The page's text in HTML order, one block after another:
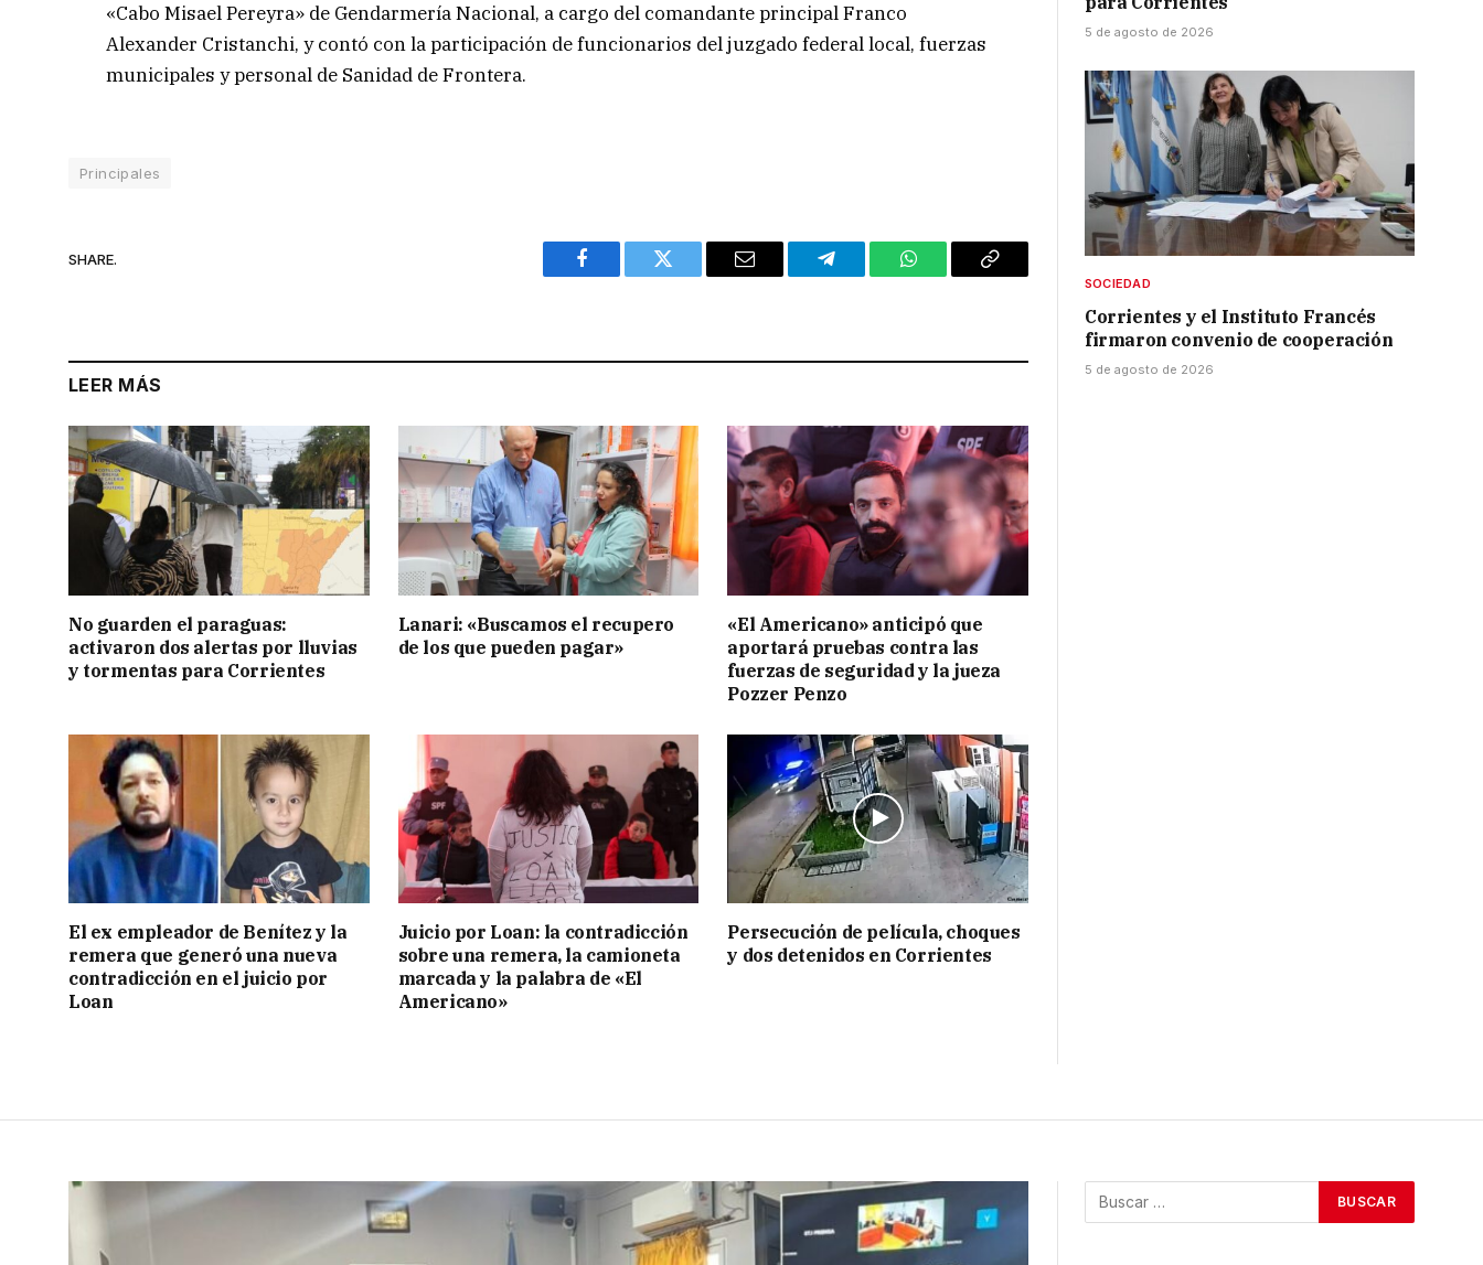
«Cabo Misael Pereyra» de Gendarmería Nacional, a cargo del comandante principal Franco
Alexander Cristanchi, y contó con la participación de funcionarios del juzgado federal local, fuerzas
municipales y personal de Sanidad de Frontera.
Principales
SHARE.
Facebook Twitter Email Telegram WhatsAppCopy
LEER MÁS
No guarden el paraguas:
activaron dos alertas por lluvias
y tormentas para Corrientes
Lanari: «Buscamos el recupero
de los que pueden pagar»
«El Americano» anticipó que
aportará pruebas contra las
fuerzas de seguridad y la jueza
Pozzer Penzo
El ex empleador de Benítez y la
remera que generó una nueva
contradicción en el juicio por
Loan
Juicio por Loan: la contradicción
sobre una remera, la camioneta
marcada y la palabra de «El
Americano»
Persecución de película, choques
y dos detenidos en Corrientes
5 de agosto de 2026
SOCIEDAD
Corrientes y el Instituto Francés
firmaron convenio de cooperación
5 de agosto de 2026